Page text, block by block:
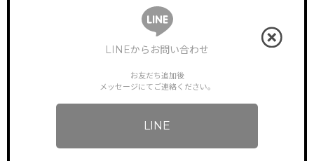
LINEからお問い合わせ
お友だち追加後
メッセージにてご連絡ください。
LINE